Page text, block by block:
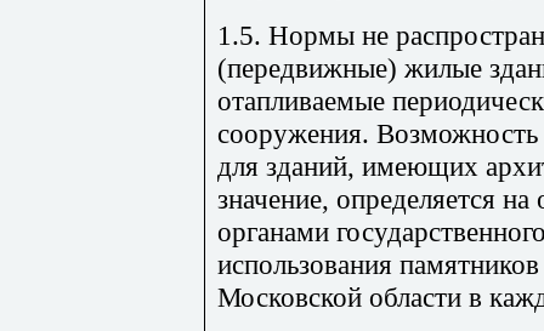
1.5. Нормы не
(передвижные) жилые
отапливаемые
сооружения.
для зданий, имеющих
значение, определяется
органами
использования
Московской области в